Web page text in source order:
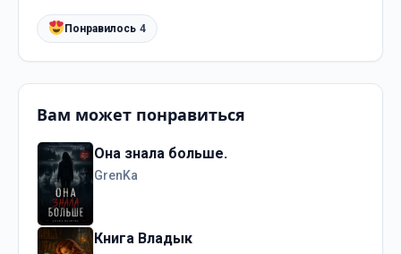
Понравилось 4
Вам может понравиться
Она знала больше.
GrenKa
Книга Владык